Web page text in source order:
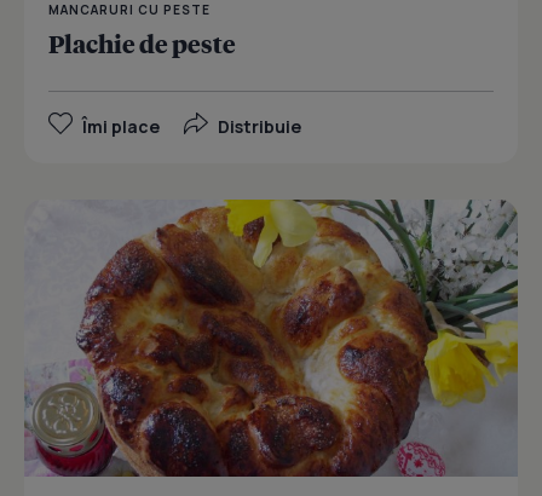
MANCARURI CU PESTE
Plachie de peste
Îmi place Distribuie